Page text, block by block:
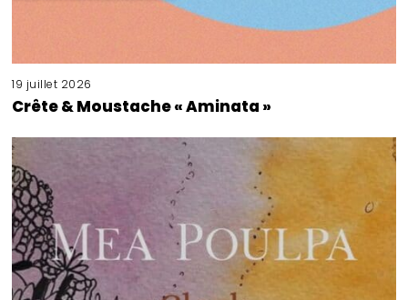
19 juillet 2026
Crête & Moustache « Aminata »